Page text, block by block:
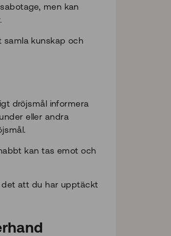
men kan
samla kunskap och
dröjsmål informera
eller andra
kan tas emot och
det att du har upptäckt